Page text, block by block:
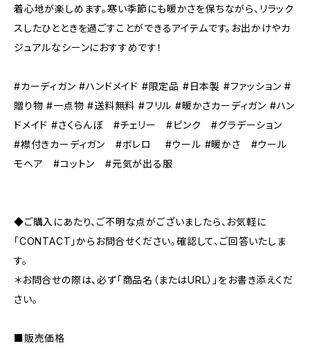
着心地が楽しめます。寒い季節にも暖かさを保ちながら、リラック
スしたひとときを過ごすことができるアイテムです。お出かけやカ
ジュアルなシーンにおすすめです！
#カーディガン #ハンドメイド #限定品 #日本製 #ファッション #
贈り物 #一点物 #送料無料 #フリル #暖かさカーディガン #ハン
ドメイド #さくらんぼ #チェリー #ピンク #グラデーション
#襟付きカーディガン #ボレロ #ウール #暖かさ #ウール
モヘア #コットン #元気が出る服
◆ご購入にあたり、ご不明な点がございましたら、お気軽に
「CONTACT」からお問合せください。確認して、ご回答いたしま
す。
＊お問合せの際は、必ず「商品名（またはURL）」をお書き添えくだ
さい。
■販売価格